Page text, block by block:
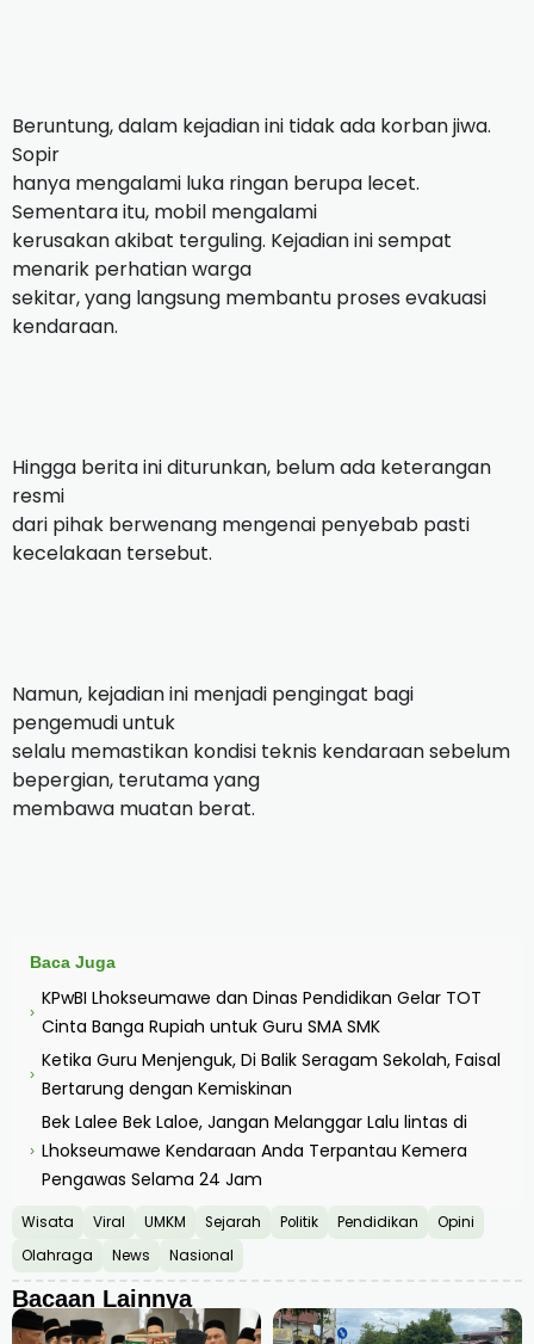
Beruntung, dalam kejadian ini tidak ada korban jiwa.
Sopir
hanya mengalami luka ringan berupa lecet.
Sementara itu, mobil mengalami
kerusakan akibat terguling. Kejadian ini sempat
menarik perhatian warga
sekitar, yang langsung membantu proses evakuasi
kendaraan.
Hingga berita ini diturunkan, belum ada keterangan
resmi
dari pihak berwenang mengenai penyebab pasti
kecelakaan tersebut.
Namun, kejadian ini menjadi pengingat bagi
pengemudi untuk
selalu memastikan kondisi teknis kendaraan sebelum
bepergian, terutama yang
membawa muatan berat.
Baca Juga
›
KPwBI Lhokseumawe dan Dinas Pendidikan Gelar TOT
Cinta Banga Rupiah untuk Guru SMA SMK
›
Ketika Guru Menjenguk, Di Balik Seragam Sekolah, Faisal
Bertarung dengan Kemiskinan
›
Bek Lalee Bek Laloe, Jangan Melanggar Lalu lintas di
Lhokseumawe Kendaraan Anda Terpantau Kemera
Pengawas Selama 24 Jam
Wisata Viral UMKM Sejarah Politik Pendidikan
Opini
Olahraga
News Nasional
Bacaan Lainnya